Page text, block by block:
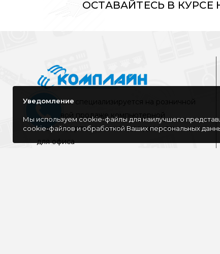
ОСТАВАЙТЕСЬ В
Компания специализируется на розничной
и оптовой продаже компьютерной
техники, оргтехники как для дома, так и
для офиса
Уведомление
Мы используем cookie-файлы для наилучшего
cookie-файлов и обработкой Ваших персональных